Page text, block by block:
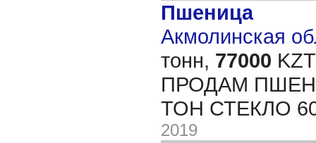
Пшеница
Акмолинская
тонн, 77000
ПРОДАМ
ТОН СТЕКЛО
2019